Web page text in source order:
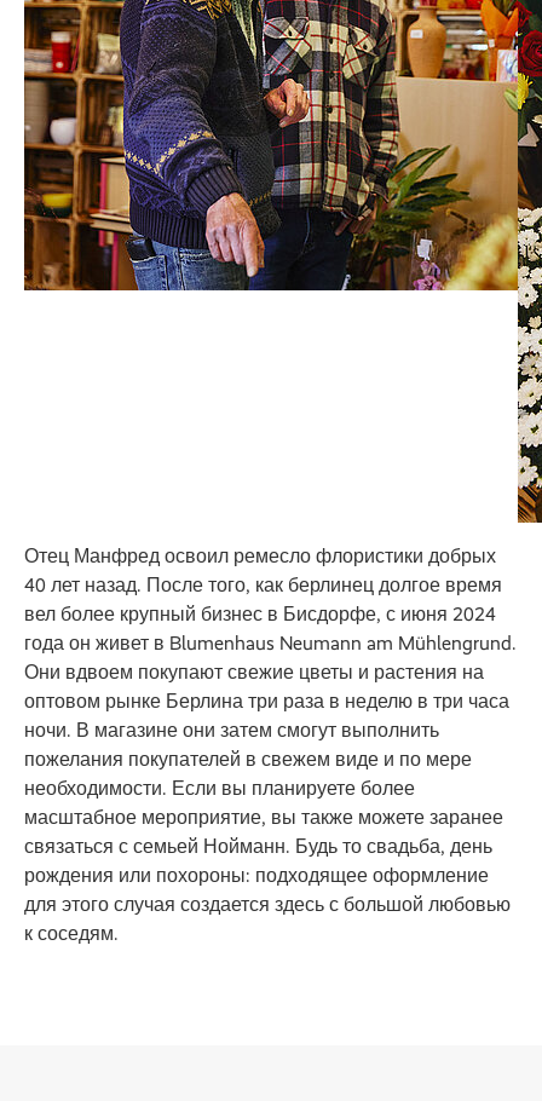
Отец Манфред освоил ремесло флористики добрых
40 лет назад. После того, как берлинец долгое время
вел более крупный бизнес в Бисдорфе, с июня 2024
года он живет в Blumenhaus Neumann am Mühlengrund.
Они вдвоем покупают свежие цветы и растения на
оптовом рынке Берлина три раза в неделю в три часа
ночи. В магазине они затем смогут выполнить
пожелания покупателей в свежем виде и по мере
необходимости. Если вы планируете более
масштабное мероприятие, вы также можете заранее
связаться с семьей Нойманн. Будь то свадьба, день
рождения или похороны: подходящее оформление
для этого случая создается здесь с большой любовью
к соседям.